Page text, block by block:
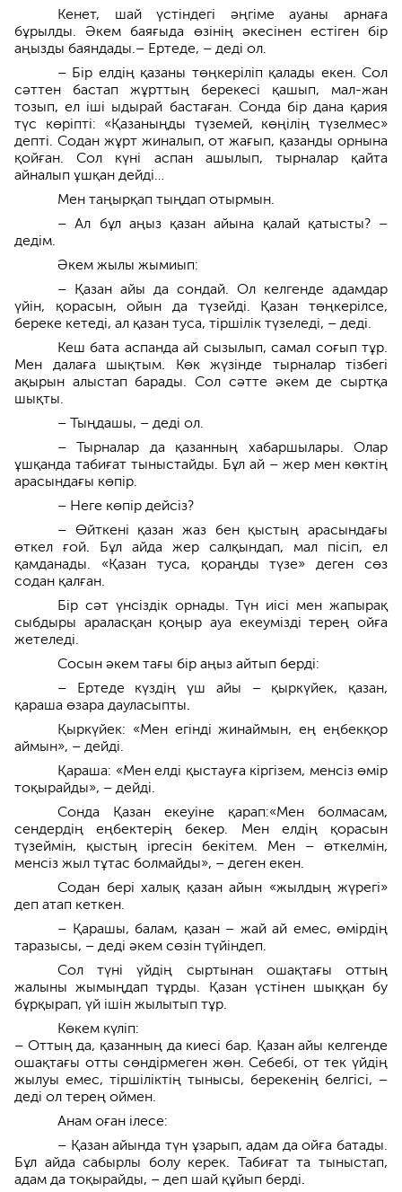
Кенет, шай үстіндегі әңгіме ауаны арнаға
бұрылды. Әкем баяғыда өзінің әкесінен естіген бір
аңызды баяндады.– Ертеде, – деді ол.
– Бір елдің қазаны төңкеріліп қалады екен. Сол
сәттен бастап жұрттың берекесі қашып, мал-жан
тозып, ел іші ыдырай бастаған. Сонда бір дана қария
түс көріпті: «Қазаныңды түземей, көңілің түзелмес»
депті. Содан жұрт жиналып, от жағып, қазанды орнына
қойған. Сол күні аспан ашылып, тырналар қайта
айналып ұшқан дейді…
Мен таңырқап тыңдап отырмын.
– Ал бұл аңыз қазан айына қалай қатысты? –
дедім.
Әкем жылы жымиып:
– Қазан айы да сондай. Ол келгенде адамдар
үйін, қорасын, ойын да түзейді. Қазан төңкерілсе,
береке кетеді, ал қазан туса, тіршілік түзеледі, – деді.
Кеш бата аспанда ай сызылып, самал соғып тұр.
Мен далаға шықтым. Көк жүзінде тырналар тізбегі
ақырын алыстап барады. Сол сәтте әкем де сыртқа
шықты.
– Тыңдашы, – деді ол.
– Тырналар да қазанның хабаршылары. Олар
ұшқанда табиғат тыныстайды. Бұл ай – жер мен көктің
арасындағы көпір.
– Неге көпір дейсіз?
– Өйткені қазан жаз бен қыстың арасындағы
өткел ғой. Бұл айда жер салқындап, мал пісіп, ел
қамданады. «Қазан туса, қораңды түзе» деген сөз
содан қалған.
Бір сәт үнсіздік орнады. Түн иісі мен жапырақ
сыбдыры араласқан қоңыр ауа екеумізді терең ойға
жетеледі.
Сосын әкем тағы бір аңыз айтып берді:
– Ертеде күздің үш айы – қыркүйек, қазан,
қараша өзара дауласыпты.
Қыркүйек: «Мен егінді жинаймын, ең еңбекқор
аймын», – дейді.
Қараша: «Мен елді қыстауға кіргізем, менсіз өмір
тоқырайды», – дейді.
Сонда Қазан екеуіне қарап:«Мен болмасам,
сендердің еңбектерің бекер. Мен елдің қорасын
түзеймін, қыстың іргесін бекітем. Мен – өткелмін,
менсіз жыл тұтас болмайды», – деген екен.
Содан бері халық қазан айын «жылдың жүрегі»
деп атап кеткен.
– Қарашы, балам, қазан – жай ай емес, өмірдің
таразысы, – деді әкем сөзін түйіндеп.
Сол түні үйдің сыртынан ошақтағы оттың
жалыны жымыңдап тұрды. Қазан үстінен шыққан бу
бұрқырап, үй ішін жылытып тұр.
Көкем күліп:
– Оттың да, қазанның да киесі бар. Қазан айы келгенде
ошақтағы отты сөндірмеген жөн. Себебі, от тек үйдің
жылуы емес, тіршіліктің тынысы, берекенің белгісі, –
деді ол терең оймен.
Анам оған ілесе:
– Қазан айында түн ұзарып, адам да ойға батады.
Бұл айда сабырлы болу керек. Табиғат та тыныстап,
адам да тоқырайды, – деп шай құйып берді.